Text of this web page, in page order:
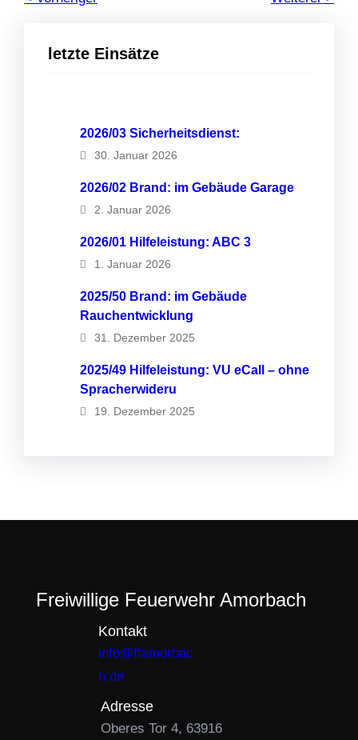
letzte Einsätze
2026/03 Sicherheitsdienst:
30. Januar 2026
2026/02 Brand: im Gebäude Garage
2. Januar 2026
2026/01 Hilfeleistung: ABC 3
1. Januar 2026
2025/50 Brand: im Gebäude
Rauchentwicklung
31. Dezember 2025
2025/49 Hilfeleistung: VU eCall – ohne
Spracherwideru
19. Dezember 2025
Freiwillige Feuerwehr Amorbach
Kontakt
info@ffamorbac
h.de
Adresse
Oberes Tor 4, 63916